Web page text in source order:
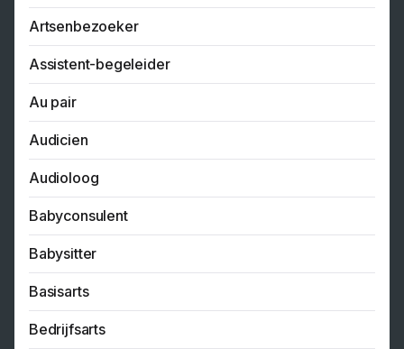
Artsenbezoeker
Assistent-begeleider
Au pair
Audicien
Audioloog
Babyconsulent
Babysitter
Basisarts
Bedrijfsarts